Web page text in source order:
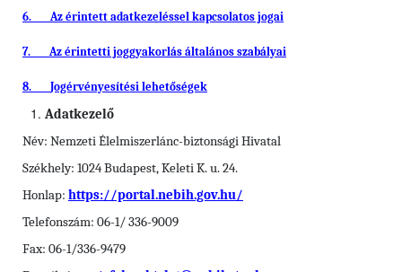
6. Az érintett adatkezeléssel kapcsolatos jogai
7. Az érintetti joggyakorlás általános szabályai
8. Jogérvényesítési lehetőségek
Adatkezelő
Név: Nemzeti Élelmiszerlánc-biztonsági Hivatal
Székhely: 1024 Budapest, Keleti K. u. 24.
Honlap: https://portal.nebih.gov.hu/
Telefonszám: 06-1/ 336-9009
Fax: 06-1/336-9479